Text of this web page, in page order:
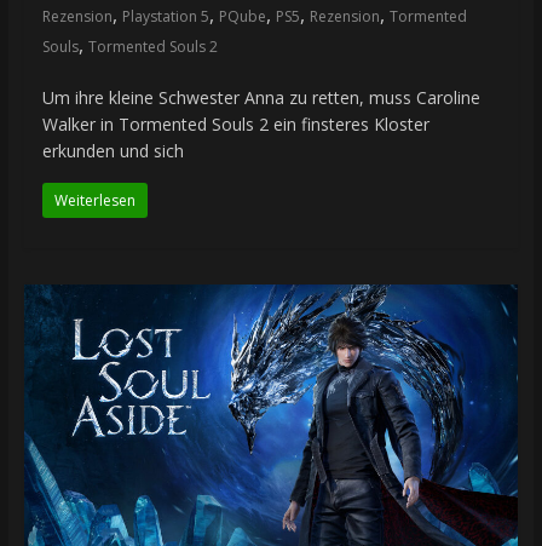
Rezension, Playstation 5, PQube, PS5, Rezension, Tormented
Souls, Tormented Souls 2
Um ihre kleine Schwester Anna zu retten, muss Caroline
Walker in Tormented Souls 2 ein finsteres Kloster
erkunden und sich
Weiterlesen